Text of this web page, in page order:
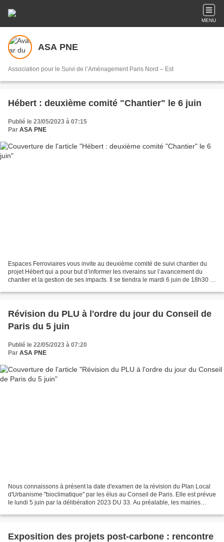
MENU
ASA PNE
Association pour le Suivi de l’Aménagement Paris Nord – Est
Hébert : deuxième comité "Chantier" le 6 juin
Publié le 23/05/2023 à 07:15
Par ASA PNE
Espaces Ferroviaires vous invite au deuxième comité de suivi chantier du
projet Hébert qui a pour but d’informer les riverains sur l’avancement du
chantier et la gestion de ses impacts. Il se tiendra le mardi 6 juin de 18h30 à
Révision du PLU à l'ordre du jour du Conseil de
Paris du 5 juin
Publié le 22/05/2023 à 07:20
Par ASA PNE
Nous connaissons à présent la date d'examen de la révision du Plan Local
d'Urbanisme "bioclimatique" par les élus au Conseil de Paris. Elle est prévue
le lundi 5 juin par la délibération 2023 DU 33. Au préalable, les mairies
Exposition des projets post-carbone : rencontre